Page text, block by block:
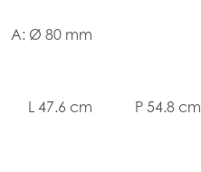
A: Ø 80 mm
L 47.6 cm P 54.8 cm